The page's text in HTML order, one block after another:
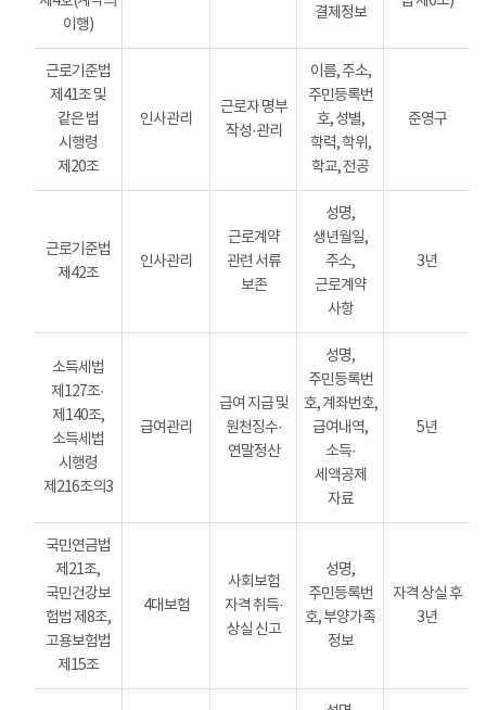
이행)
결제정보
근로기준법
제41조 및
같은 법
시행령
제20조
인사관리
근로자 명부
작성·관리
이름, 주소,
주민등록번
호, 성별,
학력, 학위,
학교, 전공
준영구
근로기준법
제42조
인사관리
근로계약
관련 서류
보존
성명,
생년월일,
주소,
근로계약
사항
3년
소득세법
제127조·
제140조,
소득세법
시행령
제216조의3
급여관리
급여 지급 및
원천징수·
연말정산
성명,
주민등록번
호, 계좌번호,
급여내역,
소득·
세액공제
자료
5년
국민연금법
제21조,
국민건강보
험법 제8조,
고용보험법
제15조
4대보험
사회보험
자격 취득·
상실 신고
성명,
주민등록번
호, 부양가족
정보
자격 상실 후
3년